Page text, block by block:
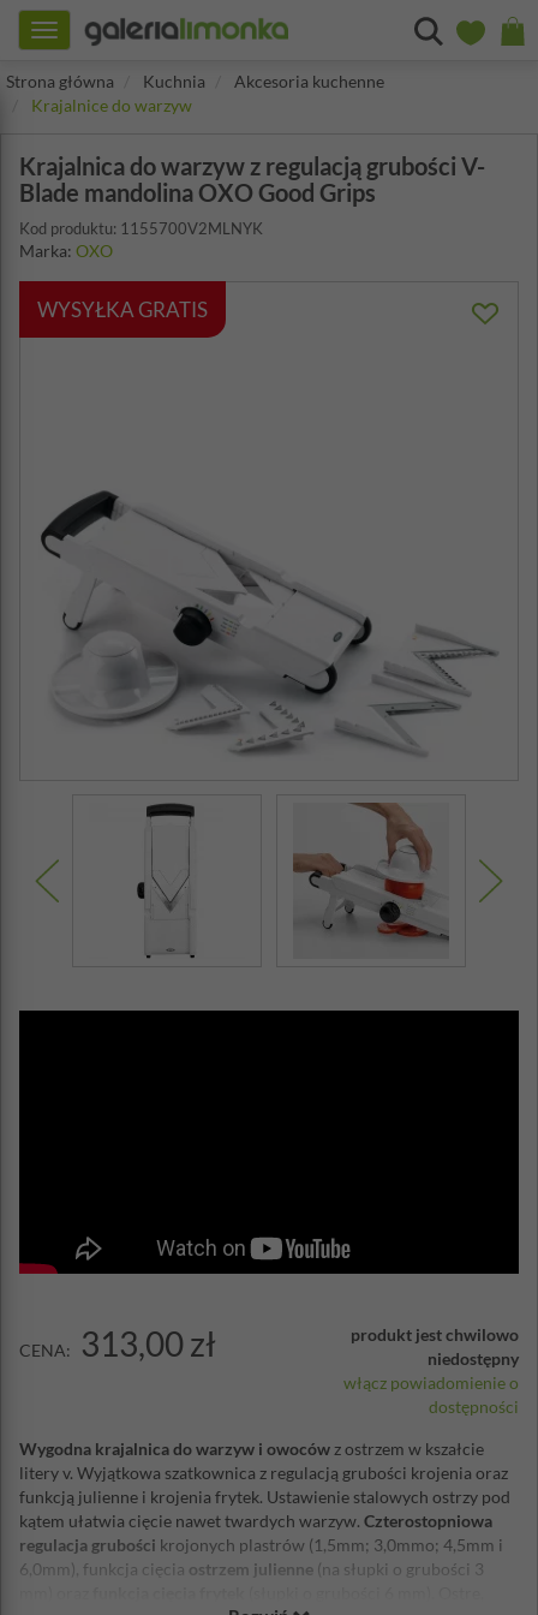
Toggle
navigation
Strona główna
Kuchnia
Akcesoria kuchenne
Krajalnice do warzyw
Krajalnica do warzyw z regulacją grubości V-
Blade mandolina OXO Good Grips
Kod produktu: 1155700V2MLNYK
Marka: OXO
WYSYŁKA GRATIS
CENA: 313,00 zł
produkt jest chwilowo
niedostępny
włącz powiadomienie o
dostępności
Wygodna krajalnica do warzyw i owoców z ostrzem w kszałcie
litery v. Wyjątkowa szatkownica z regulacją grubości krojenia oraz
funkcją julienne i krojenia frytek. Ustawienie stalowych ostrzy pod
kątem ułatwia cięcie nawet twardych warzyw. Czterostopniowa
regulacja grubości krojonych plastrów (1,5mm; 3,0mmo; 4,5mm i
6,0mm), funkcja cięcia ostrzem julienne (na słupki o grubości 3